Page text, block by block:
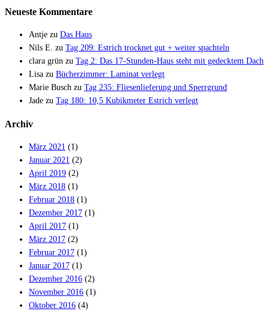
Neueste Kommentare
Antje zu Das Haus
Nils E. zu Tag 209: Estrich trocknet gut + weiter spachteln
clara grün zu Tag 2: Das 17-Stunden-Haus steht mit gedecktem Dach
Lisa zu Bücherzimmer: Laminat verlegt
Marie Busch zu Tag 235: Fliesenlieferung und Sperrgrund
Jade zu Tag 180: 10,5 Kubikmeter Estrich verlegt
Archiv
März 2021 (1)
Januar 2021 (2)
April 2019 (2)
März 2018 (1)
Februar 2018 (1)
Dezember 2017 (1)
April 2017 (1)
März 2017 (2)
Februar 2017 (1)
Januar 2017 (1)
Dezember 2016 (2)
November 2016 (1)
Oktober 2016 (4)